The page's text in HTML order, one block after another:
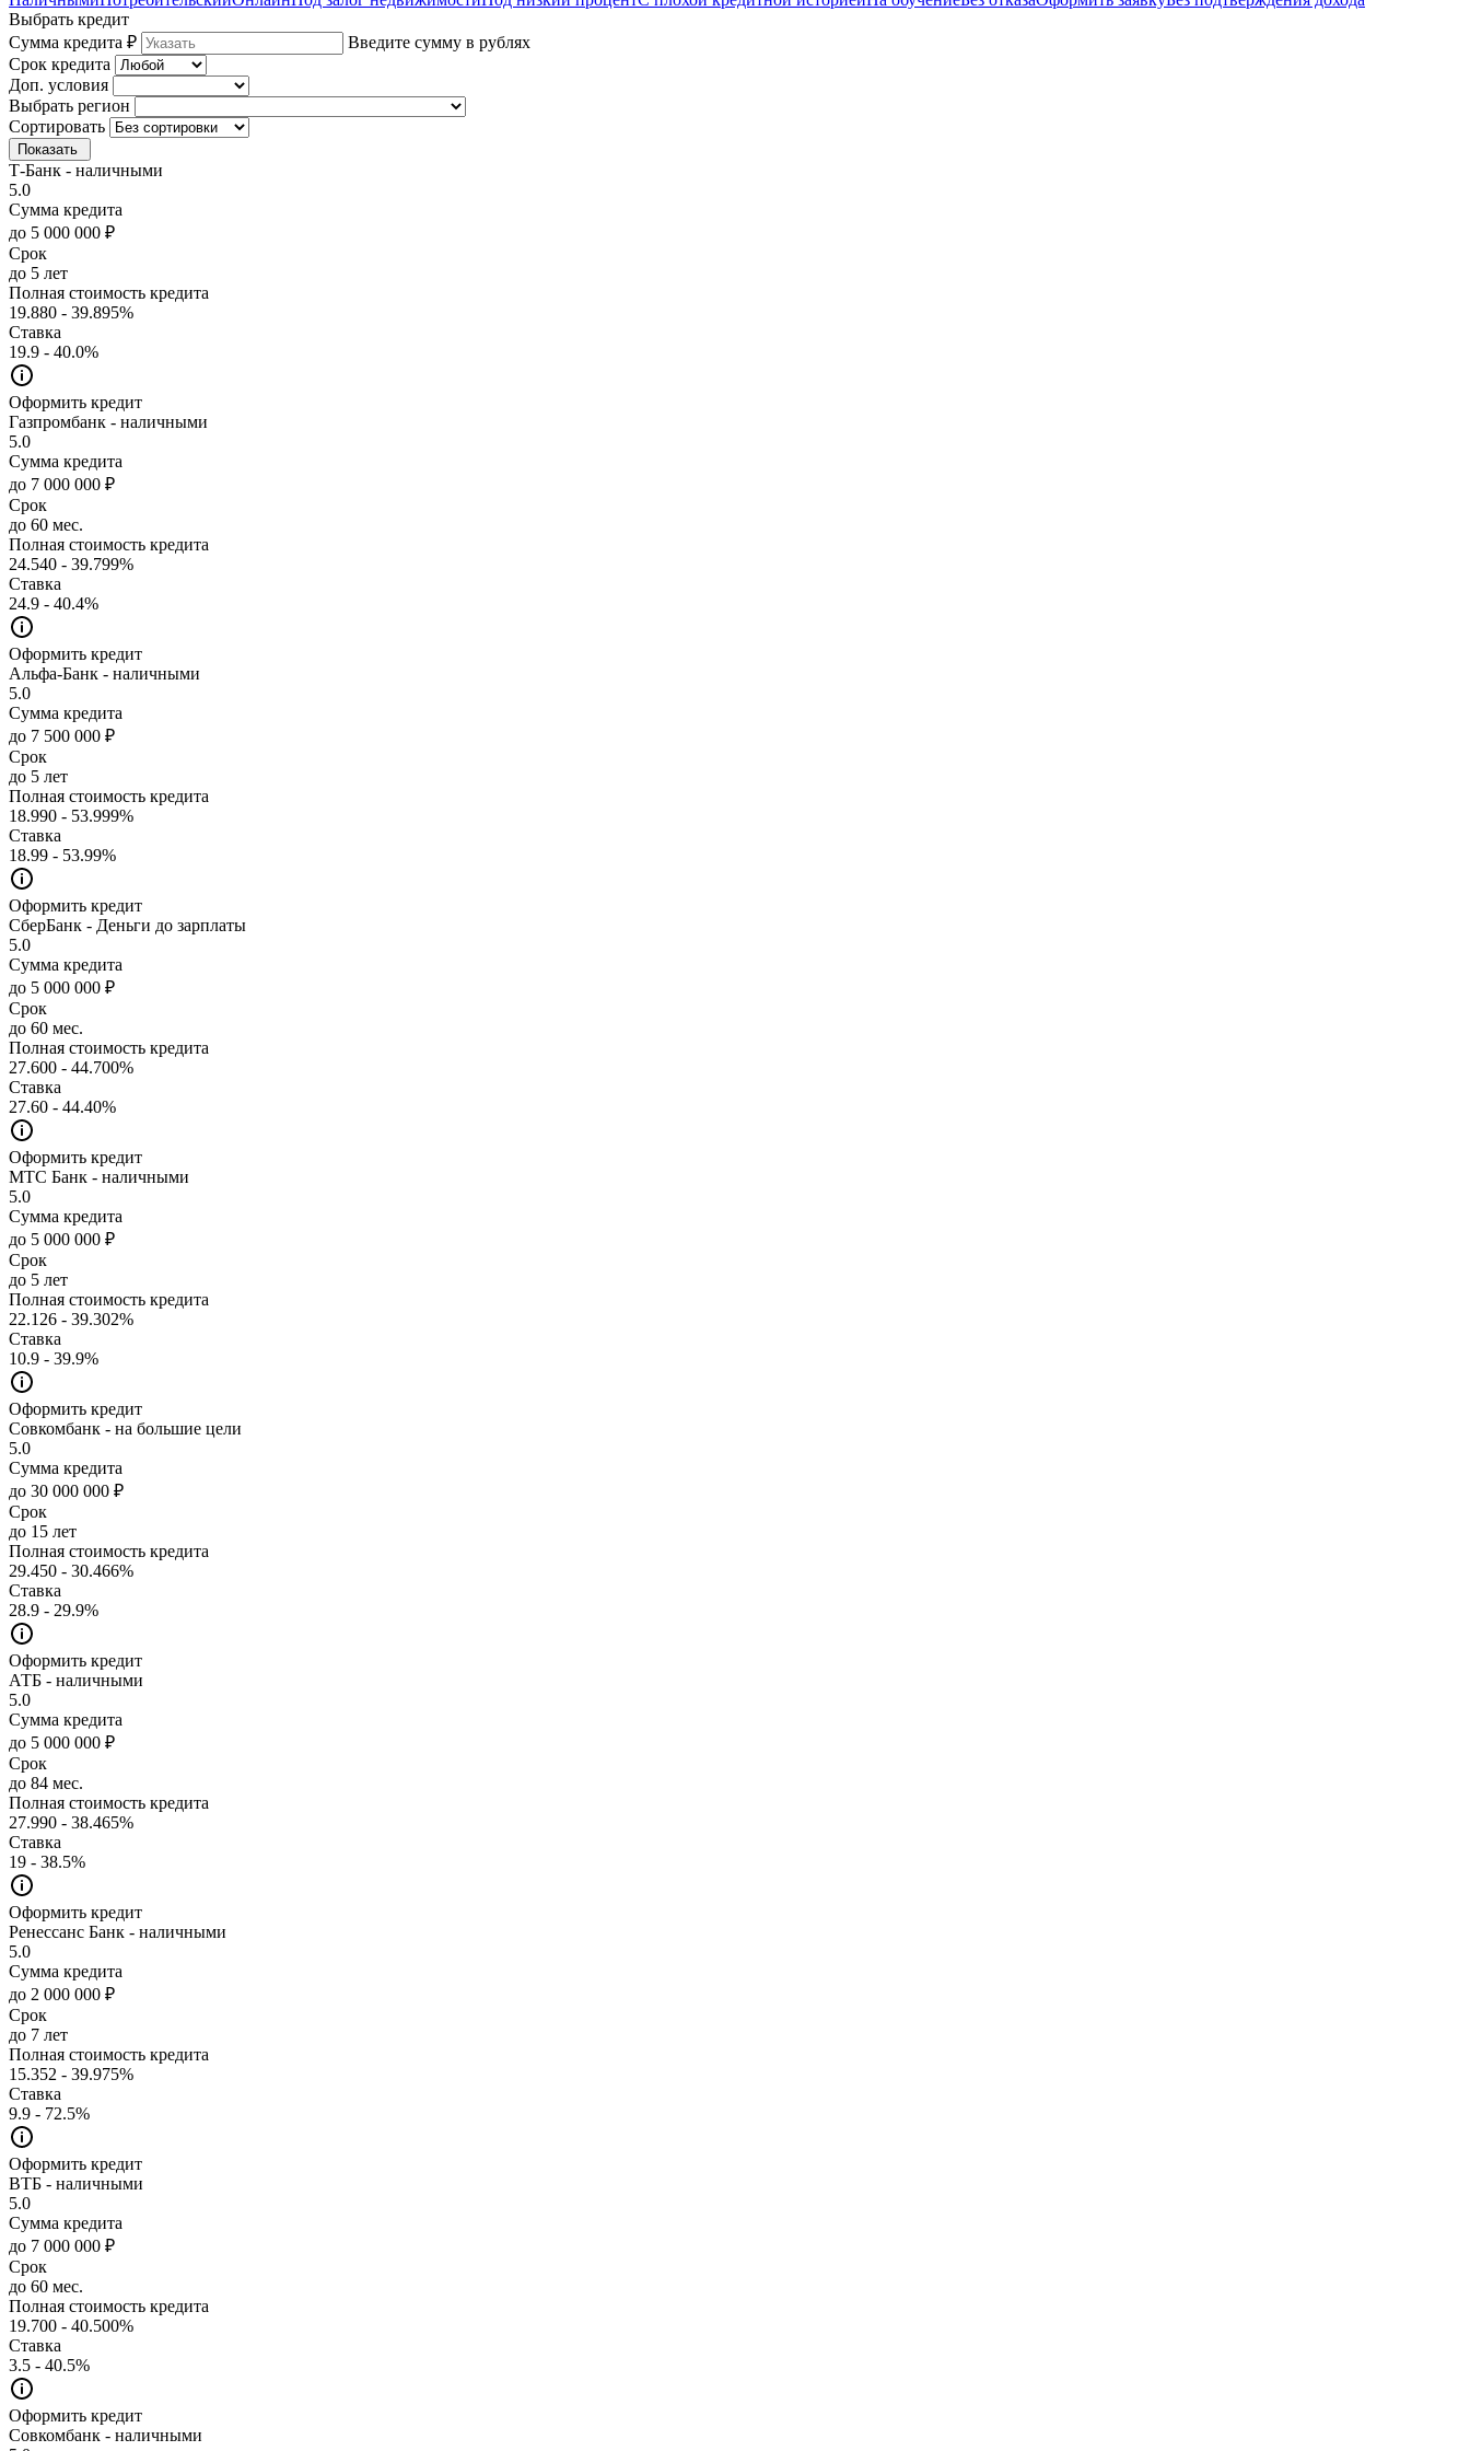
Выбрать кредит
Сумма кредита ₽
Введите сумму в рублях
Срок кредита
Доп. условия
Выбрать регион
Сортировать
Показать
Т-Банк - наличными
5.0
Сумма кредита
до 5 000 000 ₽
Срок
до 5 лет
Полная стоимость кредита
19.880 - 39.895%
Ставка
19.9 - 40.0%
Оформить кредит
Газпромбанк - наличными
5.0
Сумма кредита
до 7 000 000 ₽
Срок
до 60 мес.
Полная стоимость кредита
24.540 - 39.799%
Ставка
24.9 - 40.4%
Оформить кредит
Альфа-Банк - наличными
5.0
Сумма кредита
до 7 500 000 ₽
Срок
до 5 лет
Полная стоимость кредита
18.990 - 53.999%
Ставка
18.99 - 53.99%
Оформить кредит
СберБанк - Деньги до зарплаты
5.0
Сумма кредита
до 5 000 000 ₽
Срок
до 60 мес.
Полная стоимость кредита
27.600 - 44.700%
Ставка
27.60 - 44.40%
Оформить кредит
МТС Банк - наличными
5.0
Сумма кредита
до 5 000 000 ₽
Срок
до 5 лет
Полная стоимость кредита
22.126 - 39.302%
Ставка
10.9 - 39.9%
Оформить кредит
Совкомбанк - на большие цели
5.0
Сумма кредита
до 30 000 000 ₽
Срок
до 15 лет
Полная стоимость кредита
29.450 - 30.466%
Ставка
28.9 - 29.9%
Оформить кредит
АТБ - наличными
5.0
Сумма кредита
до 5 000 000 ₽
Срок
до 84 мес.
Полная стоимость кредита
27.990 - 38.465%
Ставка
19 - 38.5%
Оформить кредит
Ренессанс Банк - наличными
5.0
Сумма кредита
до 2 000 000 ₽
Срок
до 7 лет
Полная стоимость кредита
15.352 - 39.975%
Ставка
9.9 - 72.5%
Оформить кредит
ВТБ - наличными
5.0
Сумма кредита
до 7 000 000 ₽
Срок
до 60 мес.
Полная стоимость кредита
19.700 - 40.500%
Ставка
3.5 - 40.5%
Оформить кредит
Совкомбанк - наличными